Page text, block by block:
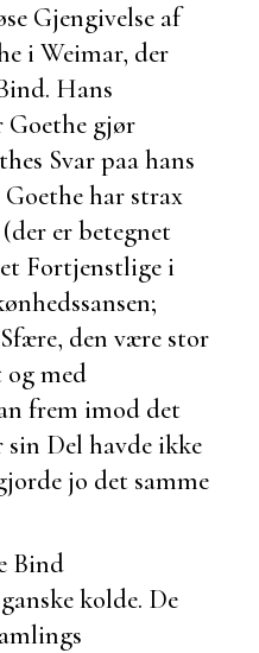
Gjengivelse af
iWeimar, der
Hans
Goethe gjør
Svar paa hans
Goethehar strax
(der er betegnet
Fortjenstlige i
den være stor
med
frem imod det
Del havde ikke
jo det samme
Bind
kolde. De